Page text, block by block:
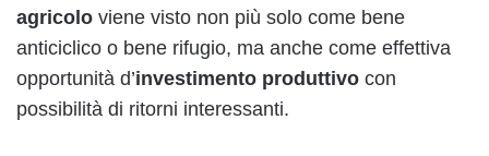
agricolo viene visto non più solo come bene
anticiclico o bene rifugio, ma anche come effettiva
opportunità d’investimento produttivo con
possibilità di ritorni interessanti.